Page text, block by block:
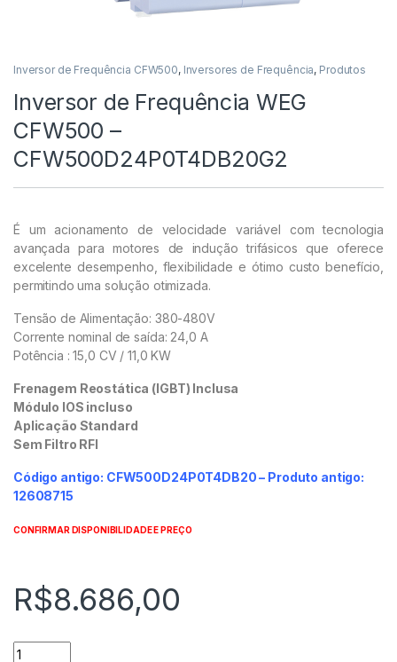
Inversor de Frequência CFW500, Inversores de Frequência, Produtos
Inversor de Frequência WEG
CFW500 –
CFW500D24P0T4DB20G2
É um acionamento de velocidade variável com tecnologia
avançada para motores de indução trifásicos que oferece
excelente desempenho, flexibilidade e ótimo custo benefício,
permitindo uma solução otimizada.
Tensão de Alimentação: 380-480V
Corrente nominal de saída: 24,0 A
Potência : 15,0 CV / 11,0 KW
Frenagem Reostática (IGBT) Inclusa
Módulo IOS incluso
Aplicação Standard
Sem Filtro RFI
Código antigo: CFW500D24P0T4DB20 – Produto antigo:
12608715
CONFIRMAR DISPONIBILIDADE E PREÇO
R$8.686,00
Inversor de Frequência WEG CFW500 -